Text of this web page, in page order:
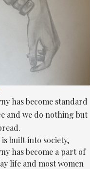
has become standard
and we do nothing but
is built into society,
has become a part of
life and most women